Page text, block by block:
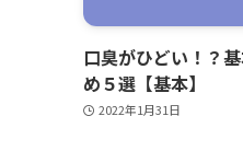
口臭がひどい！？
め５選【基本】
2022年1月31日